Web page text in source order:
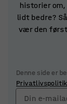
historier
lidt bedre?
vær den
Denne side er
Privatlivspolitik
Din e-